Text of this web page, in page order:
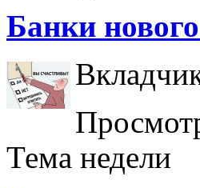
Банки
Тема недели